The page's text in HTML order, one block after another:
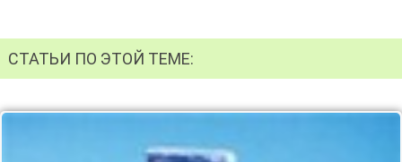
СТАТЬИ ПО ЭТОЙ ТЕМЕ: